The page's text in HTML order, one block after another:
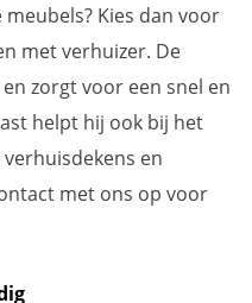
Kies dan voor
met verhuizer. De
zorgt voor een snel en
helpt hij ook bij het
en
met ons op voor